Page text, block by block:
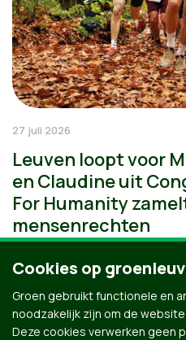
27 juli 2026
Leuven loopt voor
en Claudine uit
For Humanity
mensenrechten
Cookies op
Groen gebruikt functionele en
noodzakelijk zijn om de
Deze cookies verwerken geen